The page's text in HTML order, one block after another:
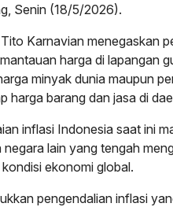
Senin (18/5/2026).
Karnavian menegaskan
harga di lapangan
minyak dunia maupun
harga barang dan jasa di
inflasi Indonesia saat ini
negara lain yang tengah
ekonomi global.
pengendalian inflasi